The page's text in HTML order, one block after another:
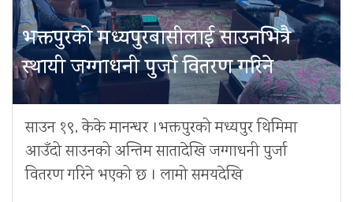
भक्तपुरको मध्यपुरबासीलाई साउनभित्रै
स्थायी जग्गाधनी पुर्जा वितरण गरिने
साउन १९, केके मानन्धर ।भक्तपुरको मध्यपुर थिमिमा
आउँदो साउनको अन्तिम सातादेखि जग्गाधनी पुर्जा
वितरण गरिने भएको छ । लामो समयदेखि